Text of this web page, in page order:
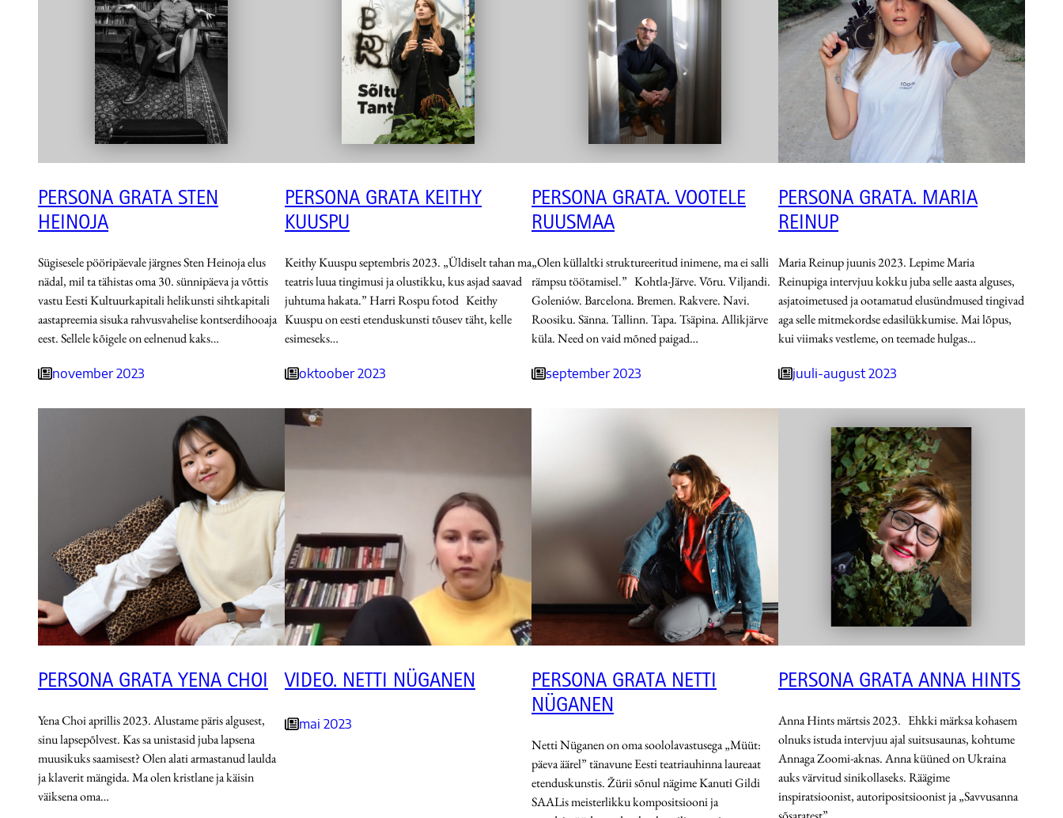
PERSONA GRATA STEN
HEINOJA
Sügisesele pööripäevale järgnes Sten Hein­oja elus
nädal, mil ta tähistas oma 30. sünnipäeva ja võttis
vastu Eesti Kultuurkapitali helikunsti sihtkapitali
aastapreemia sisuka rahvusvahelise kontserdihooaja
eest. Sellele kõigele on eelnenud kaks…
november 2023
PERSONA GRATA KEITHY
KUUSPU
Keithy Kuuspu septembris 2023. „Üldiselt tahan ma
teatris luua tingimusi ja olustikku, kus asjad saavad
juhtuma hakata.” Harri Rospu fotod Keithy
Kuuspu on eesti etenduskunsti tõusev täht, kelle
esimeseks…
oktoober 2023
PERSONA GRATA. VOOTELE
RUUSMAA
„Olen küllaltki struktureeritud inimene, ma ei salli
rämpsu töötamisel.” Kohtla-Järve. Võru. Viljandi.
Goleniów. Barcelona. Bremen. Rakvere. Navi.
Roosiku. Sänna. Tallinn. Tapa. Tsäpina. Allikjärve
küla. Need on vaid mõned paigad…
september 2023
PERSONA GRATA. MARIA
REINUP
Maria Reinup juunis 2023. Lepime Maria
Reinupiga intervjuu kokku juba selle aasta alguses,
asjatoimetused ja ootamatud elusündmused tingivad
aga selle mitmekordse edasilükkumise. Mai lõpus,
kui viimaks vestleme, on teemade hulgas…
juuli-august 2023
PERSONA GRATA YENA CHOI
Yena Choi aprillis 2023. Alustame päris algusest,
sinu lapsepõlvest. Kas sa unistasid juba lapsena
muusikuks saamisest? Olen alati armastanud laulda
ja klaverit mängida. Ma olen kristlane ja käisin
väiksena oma…
VIDEO. NETTI NÜGANEN
mai 2023
PERSONA GRATA NETTI
NÜGANEN
Netti Nüganen on oma soololavastusega „Müüt:
päeva äärel” tänavune Eesti teatriauhinna laureaat
etenduskunstis. Žürii sõnul nägime Kanuti Gildi
SAALis meisterlikku kompositsiooni ja
PERSONA GRATA ANNA HINTS
Anna Hints märtsis 2023. Ehkki märksa kohasem
olnuks istuda intervjuu ajal suitsusaunas, kohtume
Annaga Zoomi-aknas. Anna küüned on Ukraina
auks värvitud sinikollaseks. Räägime
inspiratsioonist, autoripositsioonist ja „Savvusanna